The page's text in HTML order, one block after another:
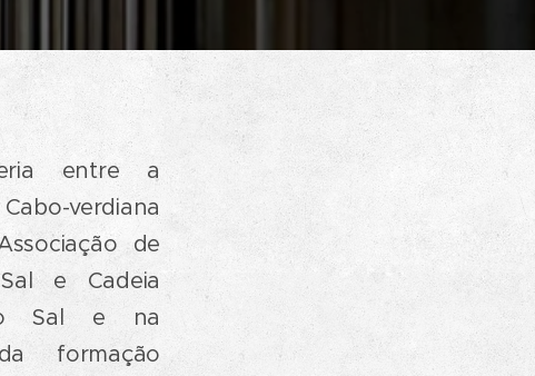
entre a
verdiana
de
e Cadeia
Sal e na
formação